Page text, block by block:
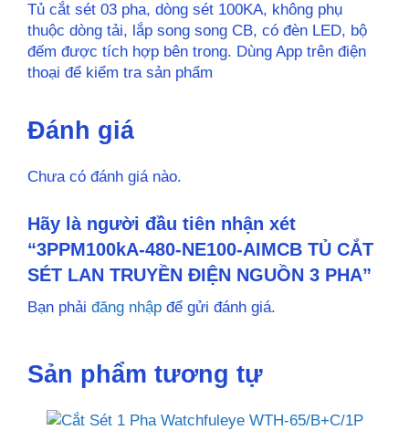
lượng
Tủ cắt sét 03 pha, dòng sét 100KA, không phụ
thuộc dòng tải, lắp song song CB, có đèn LED, bộ
đếm được tích hợp bên trong. Dùng App trên điện
thoại để kiểm tra sản phẩm
Đánh giá
Chưa có đánh giá nào.
Hãy là người đầu tiên nhận xét
“3PPM100kA-480-NE100-AIMCB TỦ CẮT
SÉT LAN TRUYỀN ĐIỆN NGUỒN 3 PHA”
Bạn phải đăng nhập để gửi đánh giá.
Sản phẩm tương tự